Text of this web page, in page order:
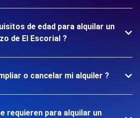
de edad para alquilar un
de El Escorial ?
o cancelar mi alquiler ?
requieren para alquilar un